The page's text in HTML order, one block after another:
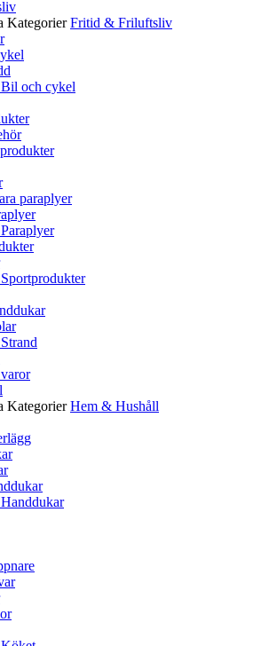
Kategorier Fritid & Friluftsliv
och cykel
paraplyer
Kategorier Hem & Hushåll